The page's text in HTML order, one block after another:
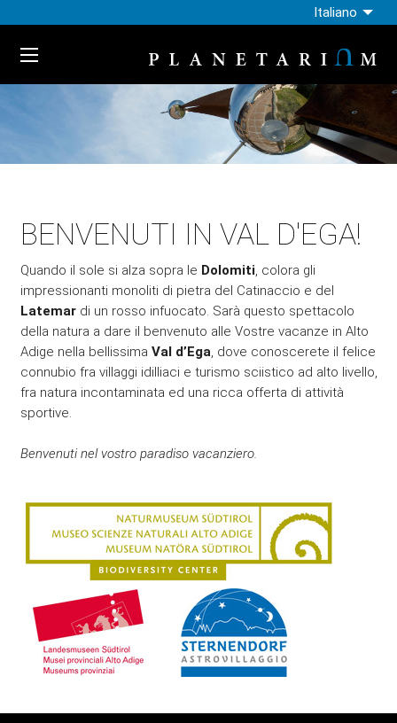
Italiano
BENVENUTI IN VAL D'EGA!
Quando il sole si alza sopra le Dolomiti, colora gli
impressionanti monoliti di pietra del Catinaccio e del
Latemardi un rosso infuocato. Sarà questo spettacolo
della natura a dare il benvenuto alle Vostre vacanze in Alto
Adige nella bellissima Val d’Ega, dove conoscerete il felice
connubio fra villaggi idilliaci e turismo sciistico ad alto livello,
fra natura incontaminata ed una ricca offerta di attività
sportive.
Benvenuti nel vostro paradiso vacanziero.